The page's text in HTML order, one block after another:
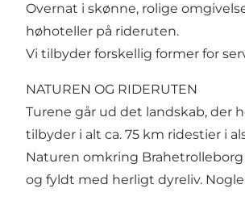
Overnat i skønne, rolige
høhoteller på rideruten.
Vi tilbyder forskellig former for
NATUREN OG RIDERUTEN
Turene går ud det landskab, der
tilbyder i alt ca. 75 km ridestier i
Naturen omkring
og fyldt med herligt dyreliv.